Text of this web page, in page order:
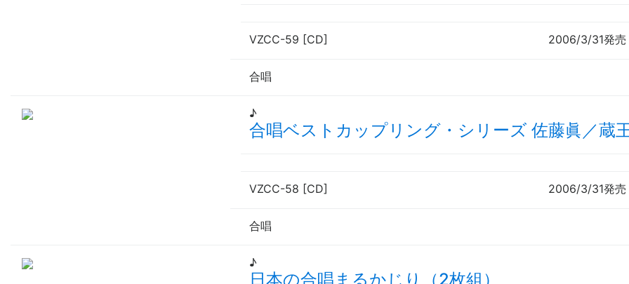
VZCC-59 [CD] 2006/3/31発売
合唱
♪
合唱ベストカップリング・シリーズ 佐藤眞／蔵
VZCC-58 [CD] 2006/3/31発売
合唱
♪
日本の合唱まるかじり（2枚組）